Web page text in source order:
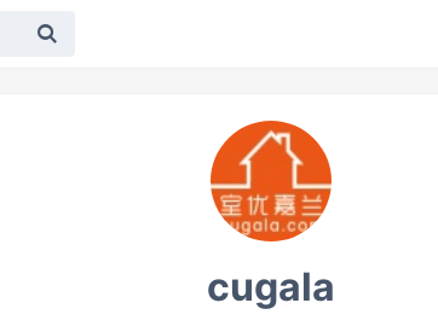
cugala